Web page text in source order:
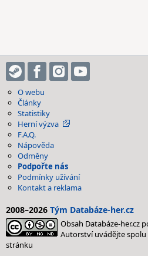
O webu
Články
Statistiky
Herní výzva
F.A.Q.
Nápověda
Odměny
Podpořte nás
Podmínky užívání
Kontakt a reklama
2008–2026 Tým Databáze-her.cz
Obsah Databáze-her.cz
Autorství uvádějte
stránku